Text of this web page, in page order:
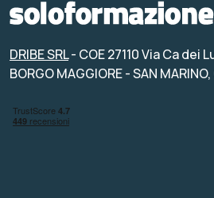
DRIBE SRL- COE 27110 Via Ca dei
BORGO MAGGIORE - SAN